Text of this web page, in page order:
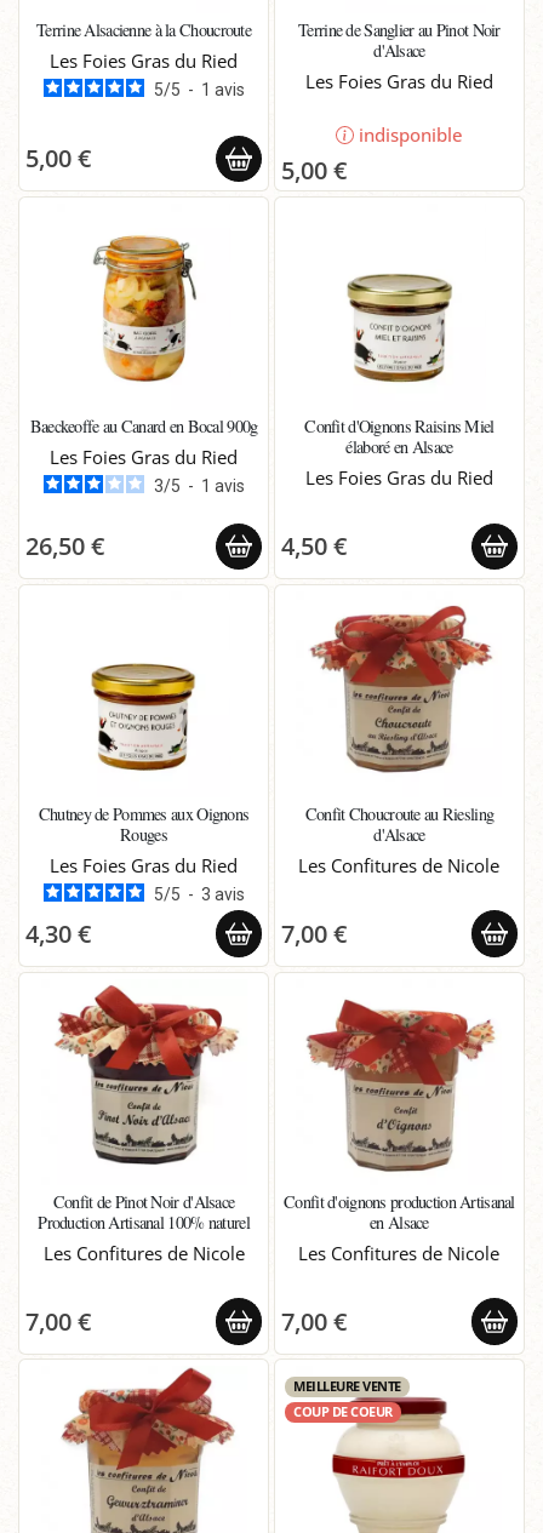
Terrine Alsacienne à la Choucroute
Les Foies Gras du Ried
5/5 - 1 avis
5,00 €
Terrine de Sanglier au Pinot Noir
d'Alsace
Les Foies Gras du Ried
indisponible
5,00 €
Baeckeoffe au Canard en Bocal 900g
Les Foies Gras du Ried
3/5 - 1 avis
26,50 €
Confit d'Oignons Raisins Miel
élaboré en Alsace
Les Foies Gras du Ried
4,50 €
Chutney de Pommes aux Oignons
Rouges
Les Foies Gras du Ried
5/5 - 3 avis
4,30 €
Confit Choucroute au Riesling
d'Alsace
Les Confitures de Nicole
7,00 €
Confit de Pinot Noir d'Alsace
Production Artisanal 100% naturel
Les Confitures de Nicole
7,00 €
Confit d'oignons production Artisanal
en Alsace
Les Confitures de Nicole
7,00 €
MEILLEURE VENTE
COUP DE COEUR